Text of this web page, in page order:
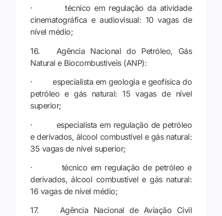
· técnico em regulação da atividade
cinematográfica e audiovisual: 10 vagas de
nível médio;
16. Agência Nacional do Petróleo, Gás
Natural e Biocombustíveis (ANP):
· especialista em geologia e geofísica do
petróleo e gás natural: 15 vagas de nível
superior;
· especialista em regulação de petróleo
e derivados, álcool combustível e gás natural:
35 vagas de nível superior;
· técnico em regulação de petróleo e
derivados, álcool combustível e gás natural:
16 vagas de nível médio;
17. Agência Nacional de Aviação Civil